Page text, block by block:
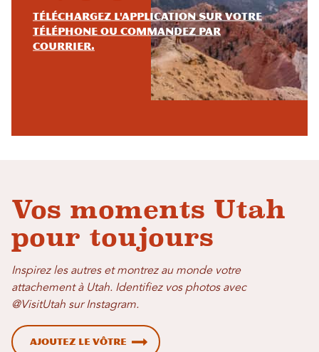
Téléchargez l'application sur votre
téléphone ou commandez par
courrier.
Vos moments Utah
pour toujours
Inspirez les autres et montrez au monde votre
attachement à Utah. Identifiez vos photos avec
@VisitUtah sur Instagram.
Ajoutez le vôtre